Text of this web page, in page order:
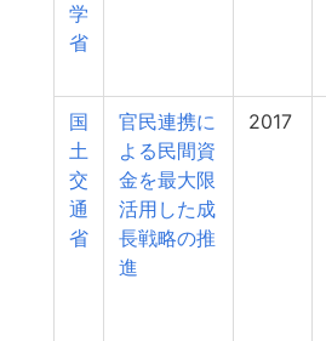
学
省
国
土
交
通
省
官民連携に
よる民間資
金を最大限
活用した成
長戦略の推
進
2017